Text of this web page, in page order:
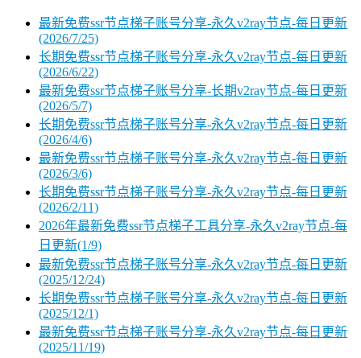
最新免费ssr节点梯子账号分享-永久v2ray节点-每日更新
(2026/7/25)
长期免费ssr节点梯子账号分享-永久v2ray节点-每日更新
(2026/6/22)
最新免费ssr节点梯子账号分享-长期v2ray节点-每日更新
(2026/5/7)
长期免费ssr节点梯子账号分享-永久v2ray节点-每日更新
(2026/4/6)
最新免费ssr节点梯子账号分享-永久v2ray节点-每日更新
(2026/3/6)
长期免费ssr节点梯子账号分享-永久v2ray节点-每日更新
(2026/2/11)
2026年最新免费ssr节点梯子工具分享-永久v2ray节点-每
日更新(1/9)
最新免费ssr节点梯子账号分享-永久v2ray节点-每日更新
(2025/12/24)
长期免费ssr节点梯子账号分享-永久v2ray节点-每日更新
(2025/12/1)
最新免费ssr节点梯子账号分享-永久v2ray节点-每日更新
(2025/11/19)